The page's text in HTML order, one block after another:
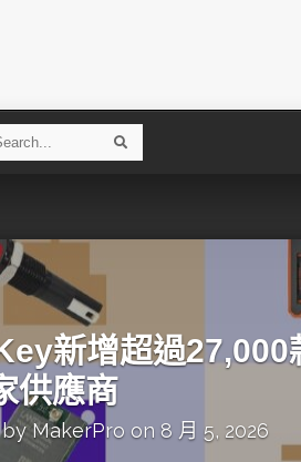
Agentic AI方案比較：
、AMD
新增超過27,000
供應商
byMakerPro on 8 月 5, 2026